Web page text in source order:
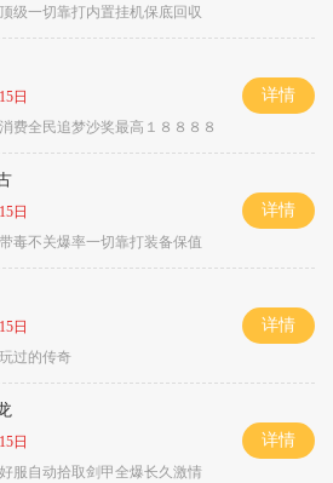
级一切靠打内置挂机保底回収
日
费全民追梦沙奖最高１８８８８
详情
日
毒不关爆率一切靠打装备保值
详情
日
过的传奇
详情
日
服自动拾取剑甲全爆长久激情
详情